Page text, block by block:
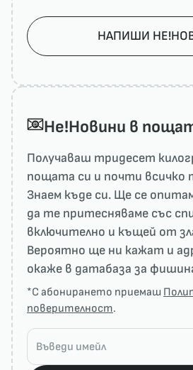
НАПИШИ
He!Новини в
Получаваш тридесет
пощата си и почти всичко
Знаем къде си. Ще се
да те притесняваме със
включително и къщей от
Вероятно ще ни кажат и
окаже в датабаза за
*С абонирането приемаш
поверителност.